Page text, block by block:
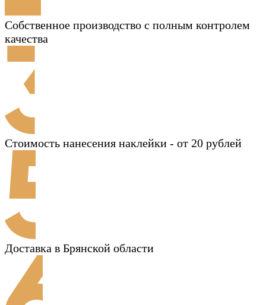
Собственное производство с полным контролем
качества
Стоимость нанесения наклейки - от 20 рублей
Доставка в Брянской области